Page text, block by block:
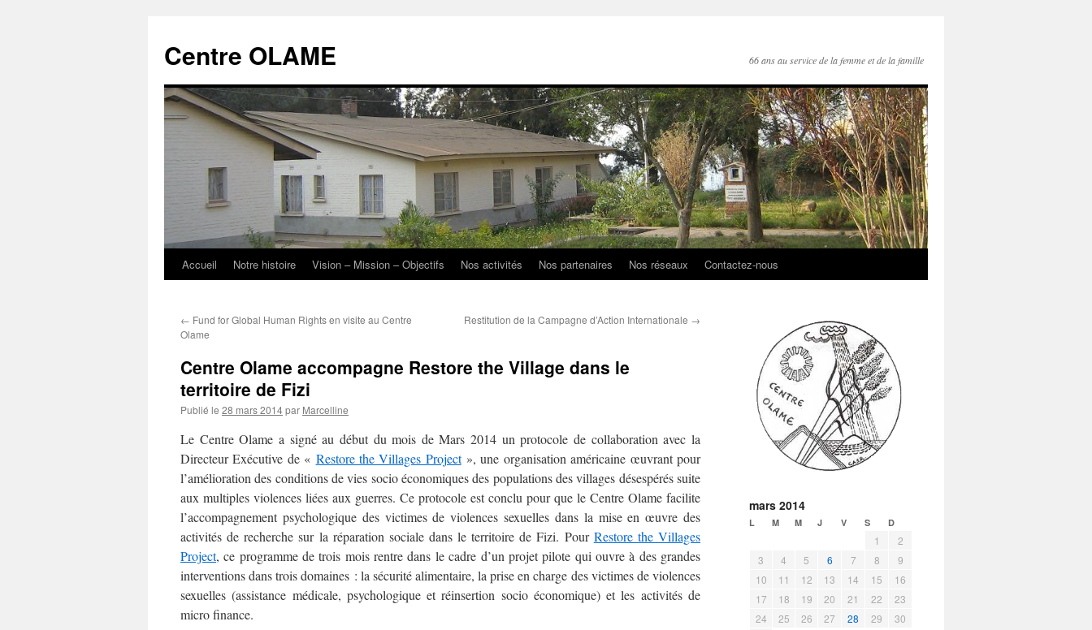
contenu
Centre OLAME 66 ans au service de la femme et de la famille
Accueil Notre histoire Vision – Mission – Objectifs Nos activités Nos partenaires Nos réseaux Contactez-nous
← Fund for Global Human Rights en visite au Centre
Olame
Restitution de la Campagne d’Action Internationale →
Centre Olame accompagne Restore the Village dans le
territoire de Fizi
Publié le 28 mars 2014par Marcelline
Le Centre Olame a signé au début du mois de Mars 2014 un protocole de collaboration avec la
Directeur Exécutive de « Restore the Villages Project», une organisation américaine œuvrant pour
l’amélioration des conditions de vies socio économiques des populations des villages désespérés suite
aux multiples violences liées aux guerres. Ce protocole est conclu pour que le Centre Olame facilite
l’accompagnement psychologique des victimes de violences sexuelles dans la mise en œuvre des
activités de recherche sur la réparation sociale dans le territoire de Fizi. Pour Restore the Villages
Project, ce programme de trois mois rentre dans le cadre d’un projet pilote qui ouvre à des grandes
interventions dans trois domaines : la sécurité alimentaire, la prise en charge des victimes de violences
sexuelles (assistance médicale, psychologique et réinsertion socio économique) et les activités de
micro finance.
mars 2014
L M M J V S D
1
2
3
4 5 6 7 8
9
10
11 12 13 14 15
16
17
18 19 20 21 22
23
24
25 26 27 28 29
30